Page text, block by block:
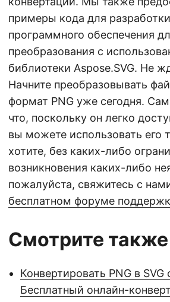
примеры кода для
программного обеспечения
преобразования с
библиотеки Aspose.SVG. Не
Начните преобразовывать
формат PNG уже сегодня.
что, поскольку он легко
вы можете использовать его
хотите, без каких-либо
возникновения каких-либо
пожалуйста, свяжитесь с
бесплатном форуме
Смотрите также
Конвертировать PNG в SVG
Бесплатный онлайн-